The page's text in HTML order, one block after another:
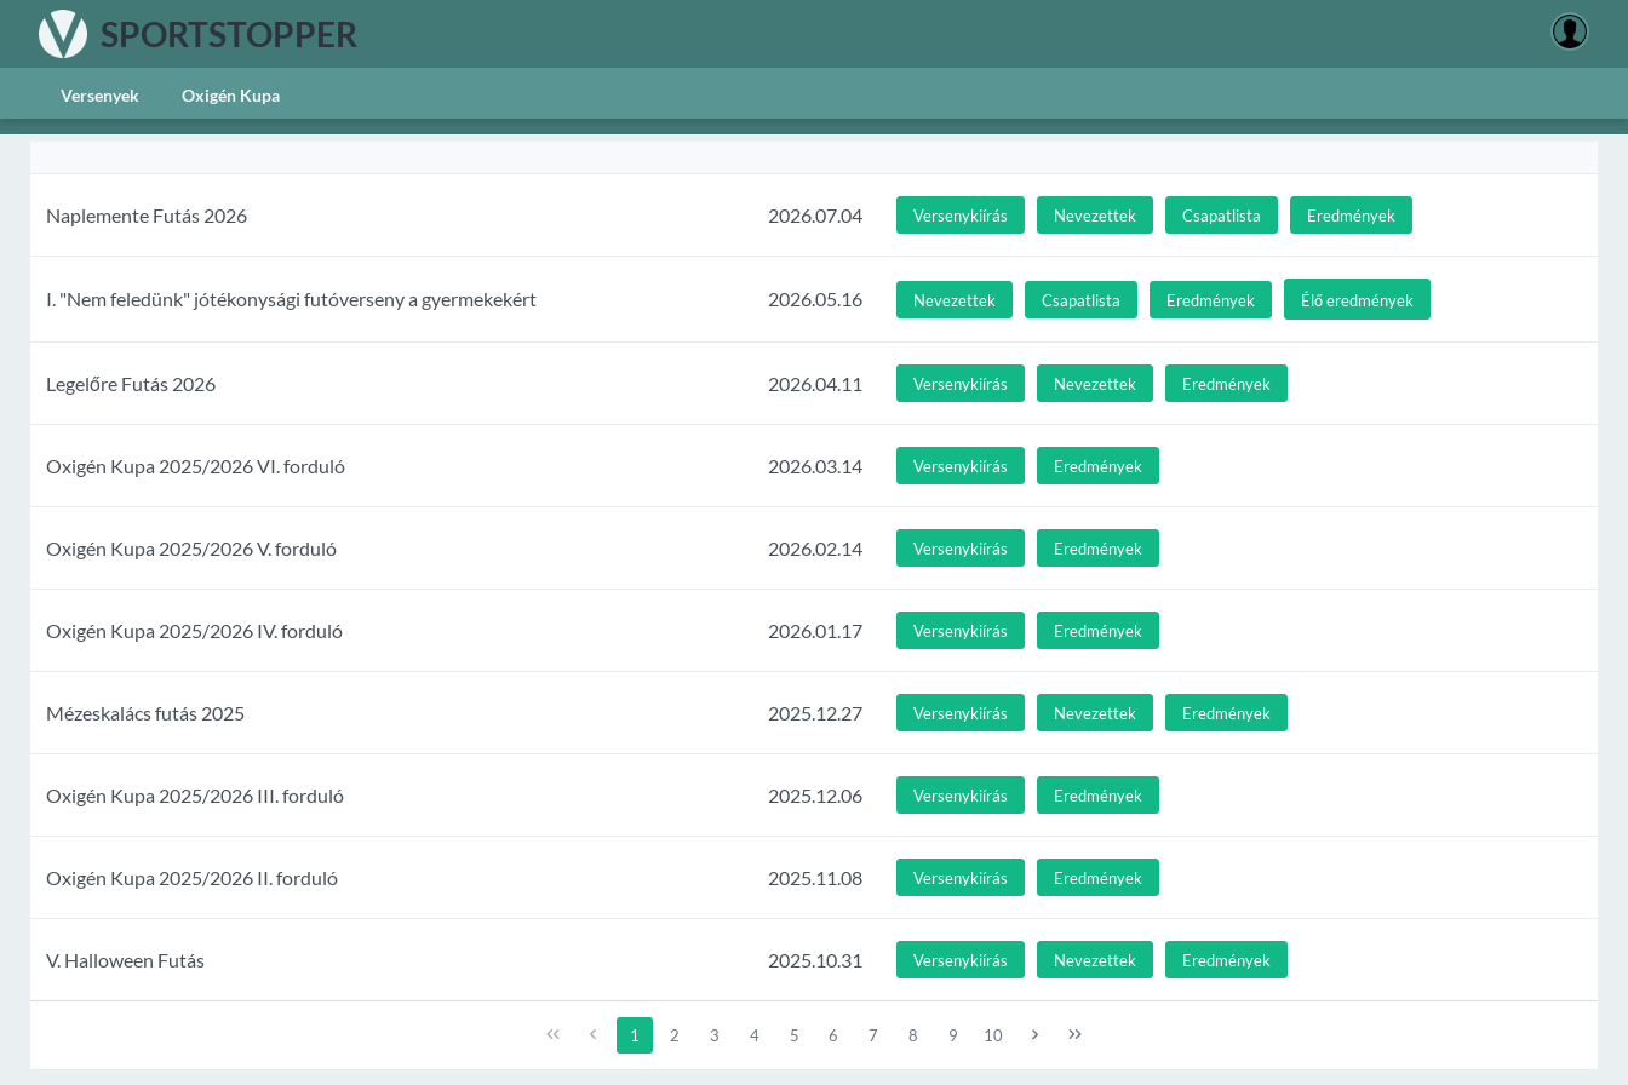
SPORTSTOPPER
Versenyek Oxigén Kupa
Naplemente Futás 2026 2026.07.04 Versenykiírás Nevezettek Csapatlista Eredmények
I. "Nem feledünk" jótékonysági futóverseny a gyermekekért 2026.05.16 Nevezettek Csapatlista Eredmények Élő eredmények
Legelőre Futás 2026 2026.04.11 Versenykiírás Nevezettek Eredmények
Oxigén Kupa 2025/2026 VI. forduló 2026.03.14 Versenykiírás Eredmények
Oxigén Kupa 2025/2026 V. forduló 2026.02.14 Versenykiírás Eredmények
Oxigén Kupa 2025/2026 IV. forduló 2026.01.17 Versenykiírás Eredmények
Mézeskalács futás 2025 2025.12.27 Versenykiírás Nevezettek Eredmények
Oxigén Kupa 2025/2026 III. forduló 2025.12.06 Versenykiírás Eredmények
Oxigén Kupa 2025/2026 II. forduló 2025.11.08 Versenykiírás Eredmények
V. Halloween Futás 2025.10.31 Versenykiírás Nevezettek Eredmények
1 2 3 4 5 6 7 8 9 10